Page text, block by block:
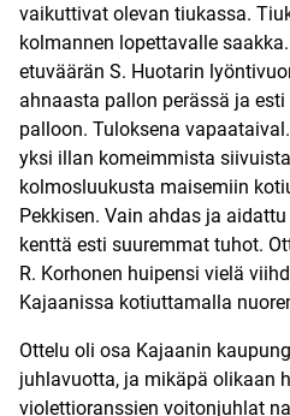
vaikuttivat olevan tiukassa.
kolmannen lopettavalle
etuväärän S. Huotarin
ahnaasta pallon perässä ja
palloon. Tuloksena
yksi illan komeimmista
kolmosluukusta maisemiin
Pekkisen. Vain ahdas ja
kenttä esti suuremmat tuhot.
R. Korhonen huipensi vielä
Kajaanissa kotiuttamalla
Ottelu oli osa Kajaanin
juhlavuotta, ja mikäpä olikaan
violettioranssien voitonjuhlat